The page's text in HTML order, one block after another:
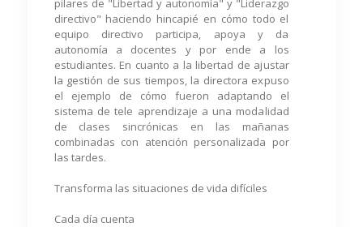
pilares de "Libertad y autonomía" y "Liderazgo
directivo" haciendo hincapié en cómo todo el
equipo directivo participa, apoya y da
autonomía a docentes y por ende a los
estudiantes. En cuanto a la libertad de ajustar
la gestión de sus tiempos, la directora expuso
el ejemplo de cómo fueron adaptando el
sistema de tele aprendizaje a una modalidad
de clases sincrónicas en las mañanas
combinadas con atención personalizada por
las tardes.
Transforma las situaciones de vida difíciles
Cada día cuenta